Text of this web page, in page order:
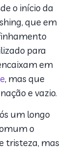
o início da
que em
para
em
, mas que
e vazio.
um longo
o
tristeza, mas